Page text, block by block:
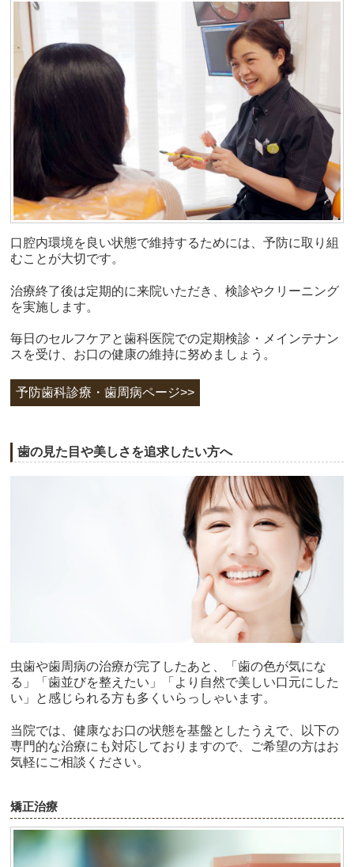
口腔内環境を良い状態で維持するためには、予防に取り組
むことが大切です。
治療終了後は定期的に来院いただき、検診やクリーニング
を実施します。
毎日のセルフケアと歯科医院での定期検診・メインテナン
スを受け、お口の健康の維持に努めましょう。
予防歯科診療・歯周病ページ>>
歯の見た目や美しさを追求したい方へ
虫歯や歯周病の治療が完了したあと、「歯の色が気にな
る」「歯並びを整えたい」「より自然で美しい口元にした
い」と感じられる方も多くいらっしゃいます。
当院では、健康なお口の状態を基盤としたうえで、以下の
専門的な治療にも対応しておりますので、ご希望の方はお
気軽にご相談ください。
矯正治療